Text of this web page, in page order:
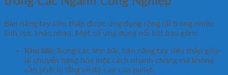
Bàn nâng tay siêu thấp được ứng dụng rộng rãi trong nhiều
lĩnh vực khác nhau. Một số ứng dụng nổi bật bao gồm:
Kho bãi: Trong các kho bãi, bàn nâng tay siêu thấp giúp
di chuyển hàng hóa một cách nhanh chóng mà không
cần phải lo lắng về độ cao của pallet.